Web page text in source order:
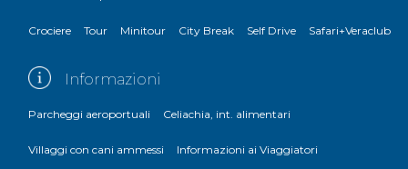
Crociere Tour Minitour City Break Self Drive Safari+Veraclub
Informazioni
Parcheggi aeroportuali Celiachia, int. alimentari
Villaggi con cani ammessi Informazioni ai Viaggiatori